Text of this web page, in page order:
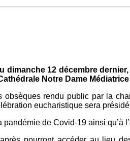
dimanche 12 décembre
Notre Dame
obsèques rendu public par la
eucharistique sera
de Covid-19 ainsi qu’à